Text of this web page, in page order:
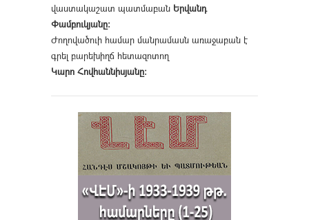
վաստակաշատ պատմաբան Երվանդ
Փամբուկյանը։
Ժողովածուի համար մանրամասն առաջաբան է
գրել բարեխիղճ հետազոտող
Կարո Հովհաննիսյանը։